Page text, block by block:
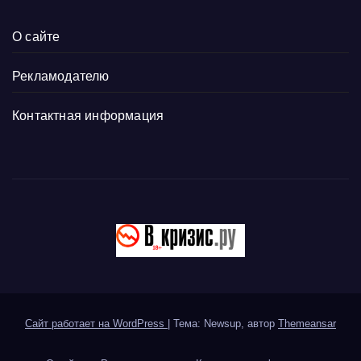
О сайте
Рекламодателю
Контактная информация
Сайт работает на WordPress Тема: Newsup, автор Themeansar